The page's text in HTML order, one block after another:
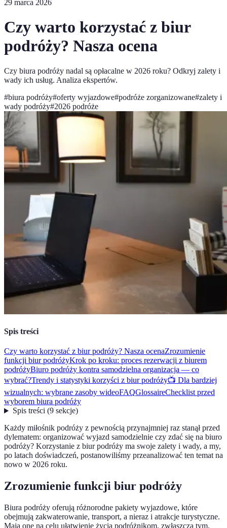
29 marca 2026
Czy warto korzystać z biur
podróży? Nasza ocena
Czy biura podróży nadal są opłacalne w 2026 roku? Odkryj zalety i
wady ich usług. Analiza ekspertów.
#biura podróży#oferty wyjazdowe#podróże zorganizowane#zalety i
wady podróży#2026 podróże
Spis treści
Czy warto korzystać z biur podróży? Nasza ocenaZrozumienie
funkcji biur podróżyKrok po kroku: proces rezerwacji z biurem
podróżyBiuro podróży kontra samodzielna organizacja — co
wybrać?Trendy i statystyki korzyści z biur podróży📺 Dla bardziej
wizualnych: wybrane zasoby wideoFAQGlossaireChecklist przed
wyborem biura podróży
Spis treści(9 sekcje)
Każdy miłośnik podróży z pewnością przynajmniej raz stanął przed
dylematem: organizować wyjazd samodzielnie czy zdać się na biuro
podróży? Korzystanie z biur podróży ma swoje zalety i wady, a my,
po latach doświadczeń, postanowiliśmy przeanalizować ten temat na
nowo w 2026 roku.
Zrozumienie funkcji biur podróży
Biura podróży oferują różnorodne pakiety wyjazdowe, które
obejmują zakwaterowanie, transport, a nieraz i atrakcje turystyczne.
Mają one na celu ułatwienie życia podróżnikom, zwłaszcza tym,